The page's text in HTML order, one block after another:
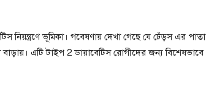
নিয়ন্ত্রণে ভূমিকা। গবেষণায় দেখা গেছে যে ঢেঁড়স এর পাতা
এটি টাইপ 2 ডায়াবেটিস রোগীদের জন্য বিশেষভাবে